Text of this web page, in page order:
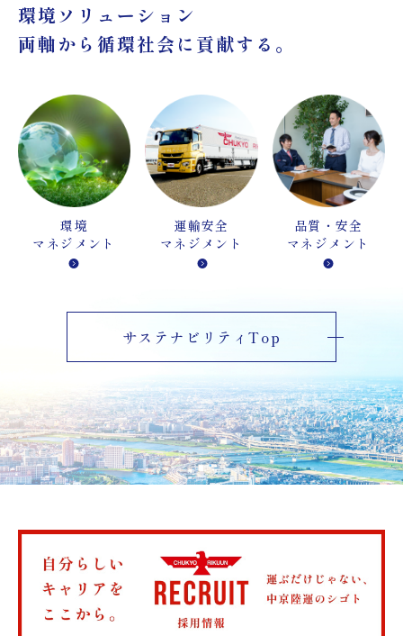
環境ソリューション
両軸から循環社会に貢献する。
環境
マネジメント
運輸安全
マネジメント
品質・安全
マネジメント
サステナビリティTop